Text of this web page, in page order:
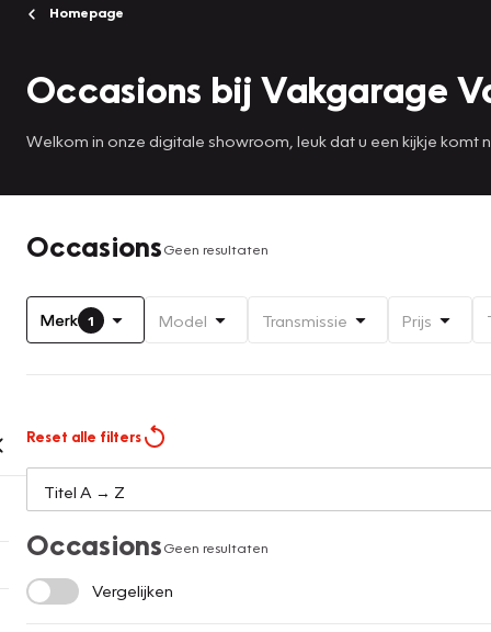
Homepage
Occasions bij Vakgarage
Welkom in onze digitale showroom, leuk dat u een kijkje komt
OccasionsGeen resultaten
Merk 1 Model Transmissie Prijs
Reset alle filters
OccasionsGeen resultaten
Vergelijken